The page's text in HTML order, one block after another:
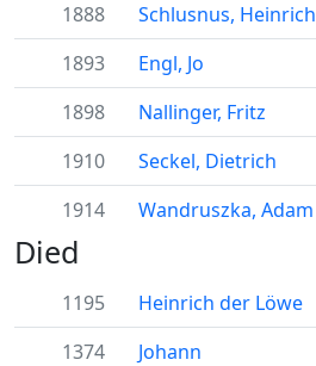
1888
Schlusnus, Heinrich
1893
Engl, Jo
1898
Nallinger, Fritz
1910
Seckel, Dietrich
1914
Wandruszka, Adam
Died
1195
Heinrich der Löwe
1374
Johann